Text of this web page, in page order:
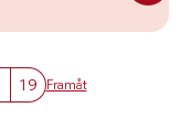
19 Framåt